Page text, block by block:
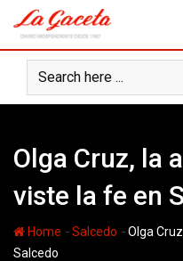
content
Olga Cruz, la
viste la fe en
Home -Salcedo -Olga
Salcedo